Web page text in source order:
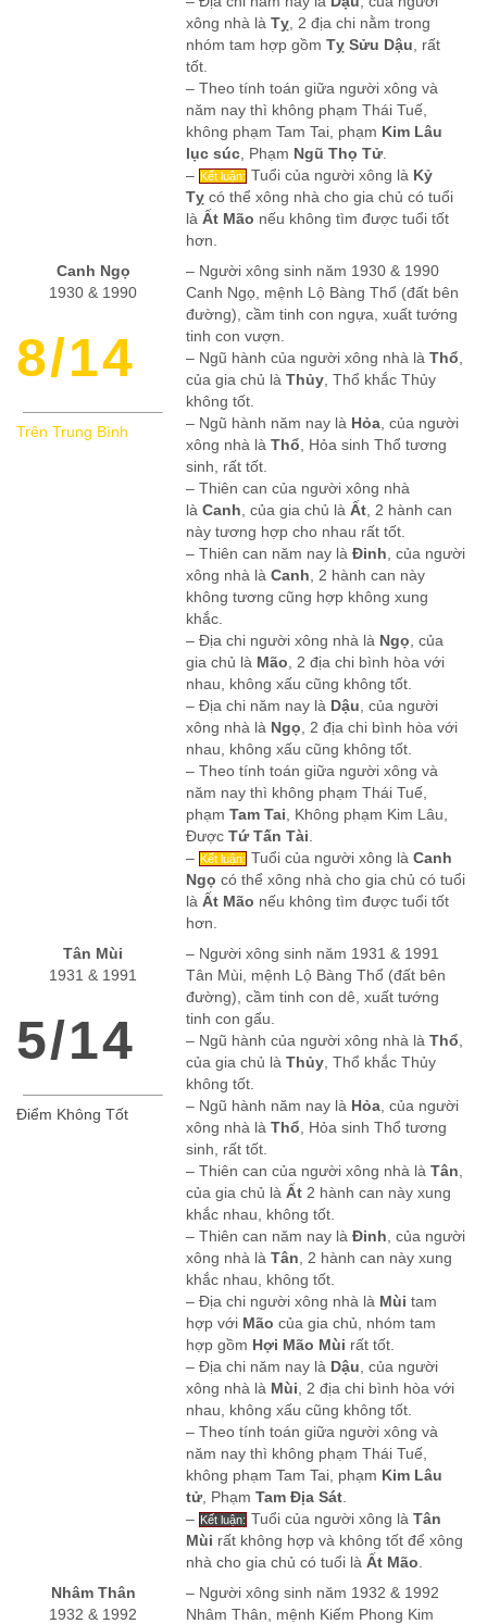
xông nhà là Tỵ , 2 địa chi nằm trong
nhóm tam hợp gồm Tỵ Sửu Dậu , rất
tốt.
– Theo tính toán giữa người xông và
năm nay thì không phạm Thái Tuế,
không phạm Tam Tai, phạm Kim Lâu
lục súc , Phạm Ngũ Thọ Tử.
– Kết luận: Tuổi của người xông là Kỷ
Tỵ có thể xông nhà cho gia chủ có tuổi
là Ất Mão nếu không tìm được tuổi tốt
hơn.
Canh Ngọ
1930 & 1990
8/14
Trên Trung Bình
– Người xông sinh năm 1930 & 1990
Canh Ngọ, mệnh Lộ Bàng Thổ (đất bên
đường), cầm tinh con ngựa, xuất tướng
tinh con vượn.
– Ngũ hành của người xông nhà là Thổ
của gia chủ là Thủy , Thổ khắc Thủy
không tốt.
– Ngũ hành năm nay là Hỏa , của người
xông nhà là Thổ , Hỏa sinh Thổ tương
sinh, rất tốt.
– Thiên can của người xông nhà
là Canh , của gia chủ là Ất , 2 hành can
này tương hợp cho nhau rất tốt.
– Thiên can năm nay là Đinh , của người
xông nhà là Canh , 2 hành can này
không tương cũng hợp không xung
khắc.
– Địa chi người xông nhà là Ngọ , của
gia chủ là Mão , 2 địa chi bình hòa với
nhau, không xấu cũng không tốt.
– Địa chi năm nay là Dậu , của người
xông nhà là Ngọ , 2 địa chi bình hòa với
nhau, không xấu cũng không tốt.
– Theo tính toán giữa người xông và
năm nay thì không phạm Thái Tuế,
phạm Tam Tai , Không phạm Kim Lâu,
Được Tứ Tấn Tài
– Kết luận: Tuổi của người xông là Canh
Ngọ có thể xông nhà cho gia chủ có tuổi
là Ất Mão nếu không tìm được tuổi tốt
hơn.
Tân Mùi
1931 & 1991
5/14
Điểm Không Tốt
– Người xông sinh năm 1931 & 1991
Tân Mùi, mệnh Lộ Bàng Thổ (đất bên
đường), cầm tinh con dê, xuất tướng
tinh con gấu.
– Ngũ hành của người xông nhà là Thổ
của gia chủ là Thủy , Thổ khắc Thủy
không tốt.
– Ngũ hành năm nay là Hỏa , của người
xông nhà là Thổ , Hỏa sinh Thổ tương
sinh, rất tốt.
– Thiên can của người xông nhà là Tân
của gia chủ là Ất 2 hành can này xung
khắc nhau, không tốt.
– Thiên can năm nay là Đinh , của người
xông nhà là Tân , 2 hành can này xung
khắc nhau, không tốt.
– Địa chi người xông nhà là Mùi tam
hợp với Mão của gia chủ, nhóm tam
hợp gồm Hợi Mão Mùi rất tốt.
– Địa chi năm nay là Dậu , của người
xông nhà là Mùi , 2 địa chi bình hòa với
nhau, không xấu cũng không tốt.
– Theo tính toán giữa người xông và
năm nay thì không phạm Thái Tuế,
không phạm Tam Tai, phạm Kim Lâu
tử, Phạm Tam Địa Sát
– Kết luận: Tuổi của người xông là Tân
Mùi rất không hợp và không tốt để xông
nhà cho gia chủ có tuổi là Ất Mão
Nhâm Thân
1932 & 1992
– Người xông sinh năm 1932 & 1992
Nhâm Thân, mệnh Kiếm Phong Kim